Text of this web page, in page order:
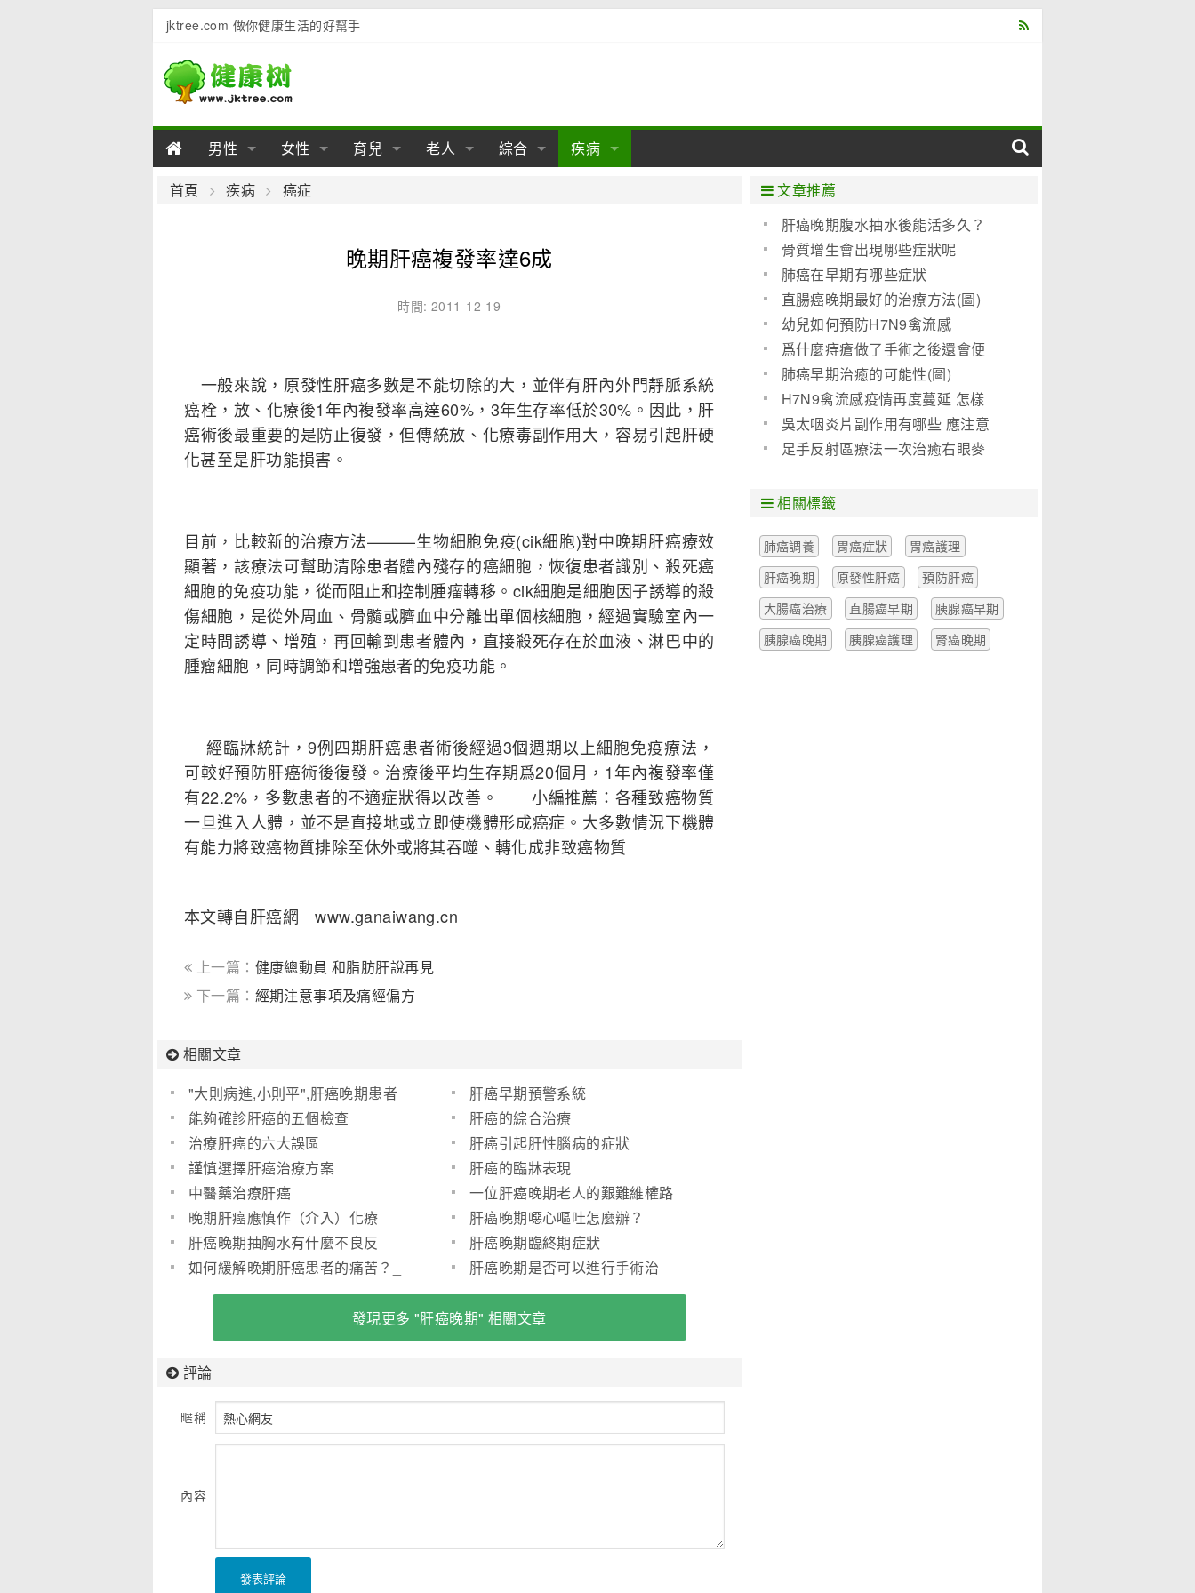
jktree.com 做你健康生活的好幫手
男性
男性陽痿
男性早泄
男性用品 男性疾病
女性
女性乳房
女性生理 女性疾病
育兒
幼兒期
學前期 母嬰用品
老人
老人用品
老人護理
綜合
亞健康
疾病
肝病
泌尿科
心血管
口腔科
首頁 疾病 癌症
晚期肝癌複發率達6成
時間: 2011-12-19
一般來說，原發性肝癌多數是不能切除的大，並伴有肝內外門靜脈系統
癌栓，放、化療後1年內複發率高達60%，3年生存率低於30%。因此，肝
癌術後最重要的是防止復發，但傳統放、化療毒副作用大，容易引起肝硬
化甚至是肝功能損害。
目前，比較新的治療方法———生物細胞免疫(cik細胞)對中晚期肝癌療效
顯著，該療法可幫助清除患者體內殘存的癌細胞，恢復患者識別、殺死癌
細胞的免疫功能，從而阻止和控制腫瘤轉移。cik細胞是細胞因子誘導的殺
傷細胞，是從外周血、骨髓或臍血中分離出單個核細胞，經過實驗室內一
定時間誘導、增殖，再回輸到患者體內，直接殺死存在於血液、淋巴中的
腫瘤細胞，同時調節和增強患者的免疫功能。
經臨牀統計，9例四期肝癌患者術後經過3個週期以上細胞免疫療法，
可較好預防肝癌術後復發。治療後平均生存期爲20個月，1年內複發率僅
有22.2%，多數患者的不適症狀得以改善。 小編推薦：各種致癌物質
一旦進入人體，並不是直接地或立即使機體形成癌症。大多數情況下機體
有能力將致癌物質排除至休外或將其吞噬、轉化成非致癌物質
本文轉自肝癌網 www.ganaiwang.cn
上一篇： 健康總動員 和脂肪肝說再見
下一篇： 經期注意事項及痛經偏方
相關文章
"大則病進,小則平",肝癌晚期患者
脈象圖
肝癌早期預警系統
能夠確診肝癌的五個檢查
肝癌的綜合治療
治療肝癌的六大誤區
肝癌引起肝性腦病的症狀
謹慎選擇肝癌治療方案
肝癌的臨牀表現
中醫藥治療肝癌
一位肝癌晚期老人的艱難維權路
晚期肝癌應慎作（介入）化療
肝癌晚期噁心嘔吐怎麼辦？
肝癌晚期抽胸水有什麼不良反
應？
肝癌晚期臨終期症狀
如何緩解晚期肝癌患者的痛苦？_
肝癌的治療
肝癌晚期是否可以進行手術治
療？(圖)
發現更多 "肝癌晚期" 相關文章
評論
暱稱
內容
發表評論
文章推薦
肝癌晚期腹水抽水後能活多久？
骨質增生會出現哪些症狀呢
肺癌在早期有哪些症狀
直腸癌晚期最好的治療方法(圖)
幼兒如何預防H7N9禽流感
爲什麼痔瘡做了手術之後還會便
血呢？
肺癌早期治癒的可能性(圖)
H7N9禽流感疫情再度蔓延 怎樣
預防是關鍵!(圖)
吳太咽炎片副作用有哪些 應注意
些什麼
足手反射區療法一次治癒右眼麥
相關標籤
肺癌調養 胃癌症狀
胃癌護理
肝癌晚期
原發性肝癌
預防肝癌
大腸癌治療
直腸癌早期
胰腺癌早期
胰腺癌晚期
胰腺癌護理 腎癌晚期